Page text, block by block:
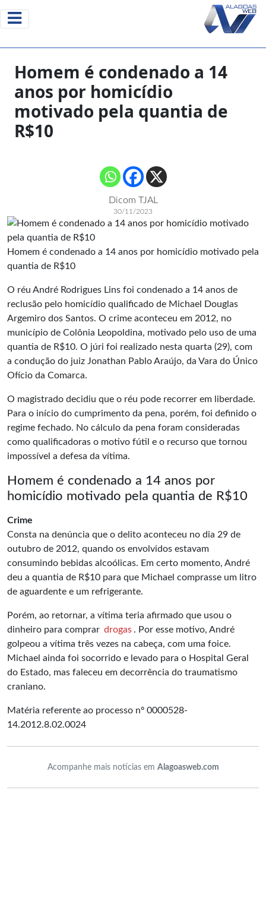
Homem é condenado a 14
anos por homicídio
motivado pela quantia de
R$10
Dicom TJAL
30/11/2023
Homem é condenado a 14 anos por homicídio motivado pela
quantia de R$10
O réu André Rodrigues Lins foi condenado a 14 anos de
reclusão pelo homicídio qualificado de Michael Douglas
Argemiro dos Santos. O crime aconteceu em 2012, no
município de Colônia Leopoldina, motivado pelo uso de uma
quantia de R$10. O júri foi realizado nesta quarta (29), com
a condução do juiz Jonathan Pablo Araújo, da Vara do Único
Ofício da Comarca.
O magistrado decidiu que o réu pode recorrer em liberdade.
Para o início do cumprimento da pena, porém, foi definido o
regime fechado. No cálculo da pena foram consideradas
como qualificadoras o motivo fútil e o recurso que tornou
impossível a defesa da vítima.
Homem é condenado a 14 anos por
homicídio motivado pela quantia de R$10
Crime
Consta na denúncia que o delito aconteceu no dia 29 de
outubro de 2012, quando os envolvidos estavam
consumindo bebidas alcoólicas. Em certo momento, André
deu a quantia de R$10 para que Michael comprasse um litro
de aguardente e um refrigerante.
Porém, ao retornar, a vítima teria afirmado que usou o
dinheiro para comprar drogas . Por esse motivo, André
golpeou a vítima três vezes na cabeça, com uma foice.
Michael ainda foi socorrido e levado para o Hospital Geral
do Estado, mas faleceu em decorrência do traumatismo
craniano.
Matéria referente ao processo nº 0000528-
14.2012.8.02.0024
Acompanhe mais notícias em Alagoasweb.com